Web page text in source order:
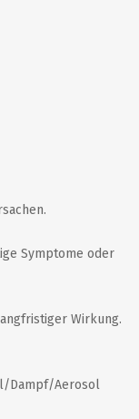
Symptome oder
Wirkung.
Dampf/Aerosol